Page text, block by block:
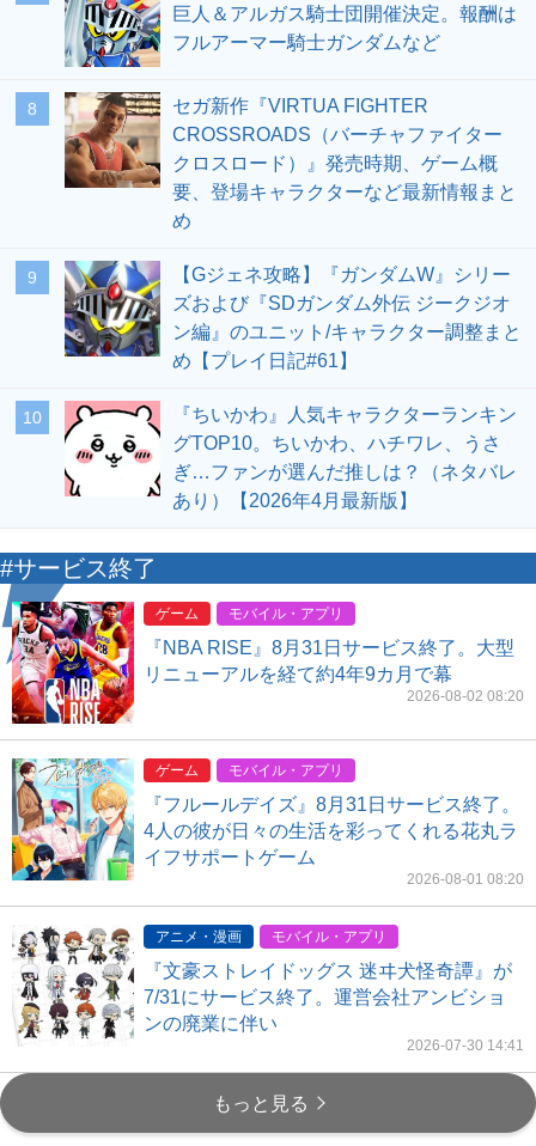
巨人＆アルガス騎士団開催決定。報酬は
フルアーマー騎士ガンダムなど
8
セガ新作『VIRTUA FIGHTER
CROSSROADS（バーチャファイター
クロスロード）』発売時期、ゲーム概
要、登場キャラクターなど最新情報まと
め
9
【Gジェネ攻略】『ガンダムW』シリー
ズおよび『SDガンダム外伝 ジークジオ
ン編』のユニット/キャラクター調整まと
め【プレイ日記#61】
10
『ちいかわ』人気キャラクターランキン
グTOP10。ちいかわ、ハチワレ、うさ
ぎ…ファンが選んだ推しは？（ネタバレ
あり）【2026年4月最新版】
#サービス終了
ゲーム モバイル・アプリ
『NBA RISE』8月31日サービス終了。大型
リニューアルを経て約4年9カ月で幕
2026-08-02 08:20
ゲーム モバイル・アプリ
『フルールデイズ』8月31日サービス終了。
4人の彼が日々の生活を彩ってくれる花丸ラ
イフサポートゲーム
2026-08-01 08:20
アニメ・漫画 モバイル・アプリ
『文豪ストレイドッグス 迷ヰ犬怪奇譚』が
7/31にサービス終了。運営会社アンビショ
ンの廃業に伴い
2026-07-30 14:41
もっと見る